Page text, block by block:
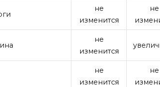
не
изменится
не
не
изменится
не
изменится
не